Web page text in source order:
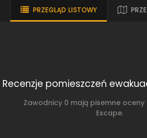
PRZEGLĄD LISTOWY
Recenzje pomieszczeń
Zawodnicy 0 mają pisemne oceny
Escape.